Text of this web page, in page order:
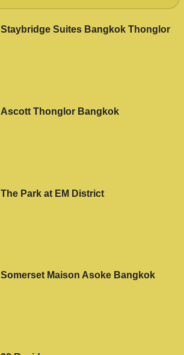
Staybridge Suites Bangkok Thonglor
Ascott Thonglor Bangkok
The Park at EM District
Somerset Maison Asoke Bangkok